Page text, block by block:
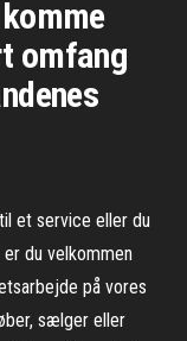
omfang
et service eller du
du velkommen
på vores
sælger eller